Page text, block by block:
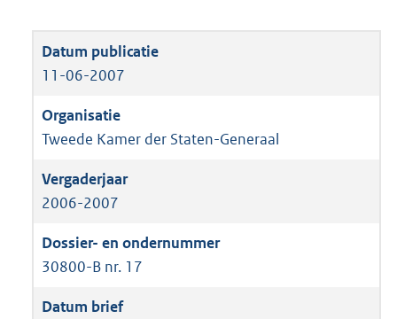
11-06-2007
Tweede Kamer der Staten-Generaal
2006-2007
30800-B nr. 17